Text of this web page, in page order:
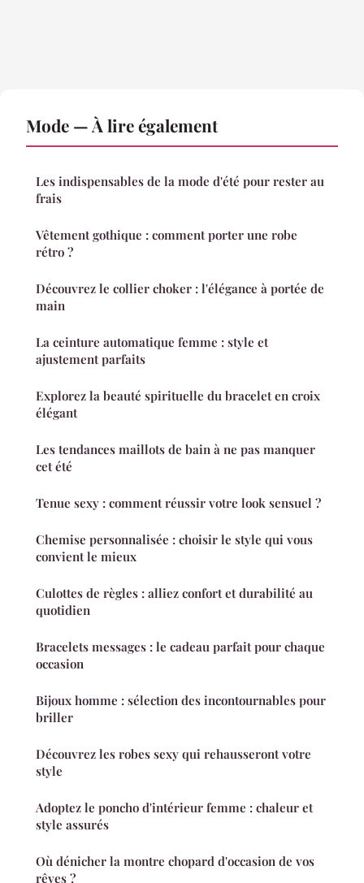
Mode — À lire également
Les indispensables de la mode d'été pour rester au
frais
Vêtement gothique : comment porter une robe
rétro ?
Découvrez le collier choker : l'élégance à portée de
main
La ceinture automatique femme : style et
ajustement parfaits
Explorez la beauté spirituelle du bracelet en croix
élégant
Les tendances maillots de bain à ne pas manquer
cet été
Tenue sexy : comment réussir votre look sensuel ?
Chemise personnalisée : choisir le style qui vous
convient le mieux
Culottes de règles : alliez confort et durabilité au
quotidien
Bracelets messages : le cadeau parfait pour chaque
occasion
Bijoux homme : sélection des incontournables pour
briller
Découvrez les robes sexy qui rehausseront votre
style
Adoptez le poncho d'intérieur femme : chaleur et
style assurés
Où dénicher la montre chopard d'occasion de vos
rêves ?